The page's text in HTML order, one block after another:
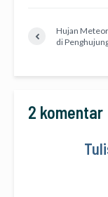
Hujan
di
2 komentar